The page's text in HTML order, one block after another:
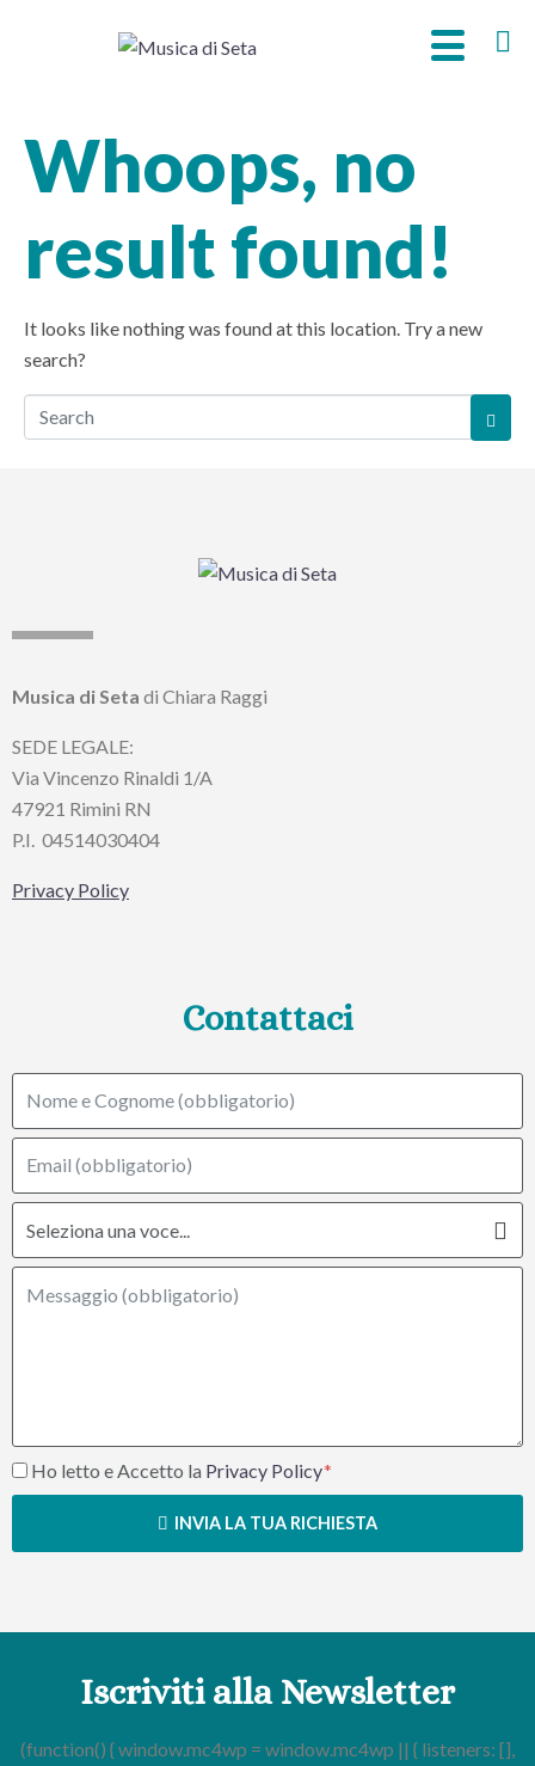
Whoops, no
result found!
It looks like nothing was found at this location. Try a new
search?
Musica di Seta di Chiara Raggi
SEDE LEGALE:
Via Vincenzo Rinaldi 1/A
47921 Rimini RN
P.I. 04514030404
Privacy Policy
Contattaci
Ho letto e Accetto la Privacy Policy
INVIA LA TUA RICHIESTA
Iscriviti alla Newsletter
(function() { window.mc4wp = window.mc4wp || { listeners: [],